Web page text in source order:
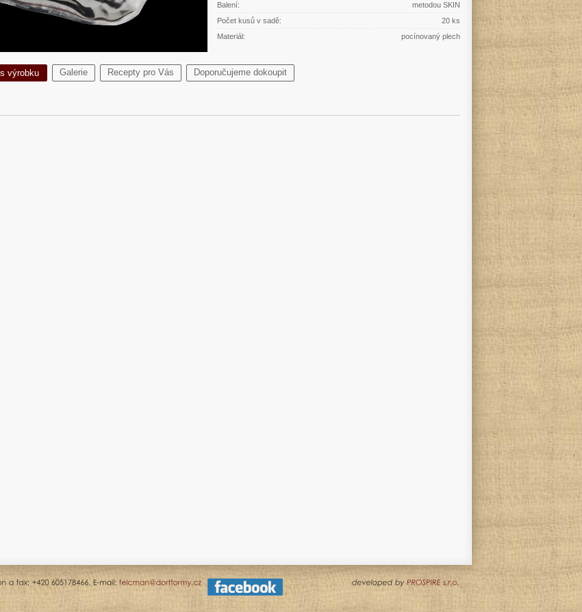
Balení:
metodou SKIN
Počet kusů v sadě:
20 ks
Materiál:
pocínovaný plech
výrobku Galerie Recepty pro Vás Doporučujeme dokoupit